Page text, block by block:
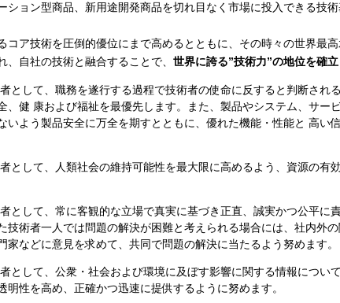
ション型商品、新用途開発商品を切れ目なく市場に投入できる技
コア技術を圧倒的優位にまで高めるとともに、その時々の世界最
、自社の技術と融合することで、 世界に誇る”技術力”の地位を確立
として、職務を遂行する過程で技術者の使命に反すると判断され
、健 康および福祉を最優先します。また、製品やシステム、サー
いよう製品安全に万全を期すとともに、優れた機能・性能と 高い
として、人類社会の維持可能性を最大限に高めるよう、資源の有
として、常に客観的な立場で真実に基づき正直、誠実かつ公平に
技術者一人では問題の解決が困難と考えられる場合には、社内外
家などに意見を求めて、共同で問題の解決に当たるよう努めます。
として、公衆・社会および環境に及ぼす影響に関する情報につい
明性を高め、正確かつ迅速に提供するように努めます。